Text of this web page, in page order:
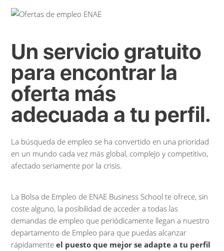
Un servicio gratuito
para encontrar la
oferta más
adecuada a tu perfil.
La búsqueda de empleo se ha convertido en una prioridad
en un mundo cada vez más global, complejo y competitivo,
afectado seriamente por la crisis.
La Bolsa de Empleo de ENAE Business School te ofrece, sin
coste alguno, la posibilidad de acceder a todas las
demandas de empleo que periódicamente llegan a nuestro
departamento de Empleo para que puedas alcanzar
rápidamenteel puesto que mejor se adapte a tu perfil